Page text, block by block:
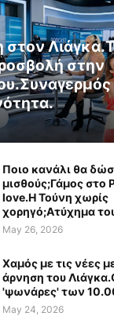
στην
Ποιο κανάλι θα
μισθούς;Γάμος στο
love.Η Τούνη χωρίς
χορηγό;Aτύχημα
May 26, 2026
Χαμός με τις νέες
άρνηση του
'ψωνάρες' των
May 24, 2026